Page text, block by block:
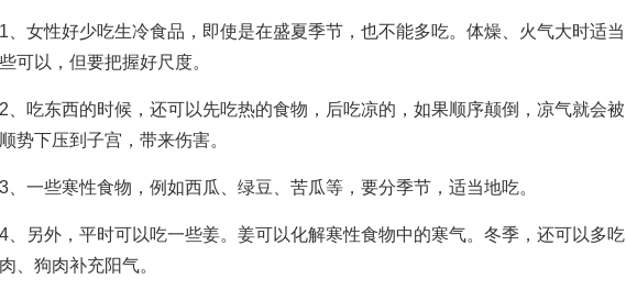
性好少吃生冷食品，即使是在盛夏季节，也不能多吃。体燥、火气大时适当
可以，但要把握好尺度。
东西的时候，还可以先吃热的食物，后吃凉的，如果顺序颠倒，凉气就会被
势下压到子宫，带来伤害。
些寒性食物，例如西瓜、绿豆、苦瓜等，要分季节，适当地吃。
外，平时可以吃一些姜。姜可以化解寒性食物中的寒气。冬季，还可以多吃
、狗肉补充阳气。